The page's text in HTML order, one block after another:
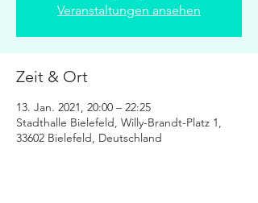
Veranstaltungen ansehen
Zeit & Ort
13. Jan. 2021, 20:00 – 22:25
Stadthalle Bielefeld, Willy-Brandt-Platz 1,
33602 Bielefeld, Deutschland